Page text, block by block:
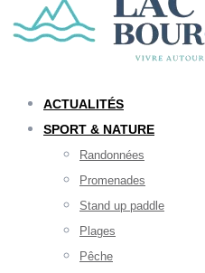
ACTUALITÉS
SPORT & NATURE
Randonnées
Promenades
Stand up paddle
Plages
Pêche